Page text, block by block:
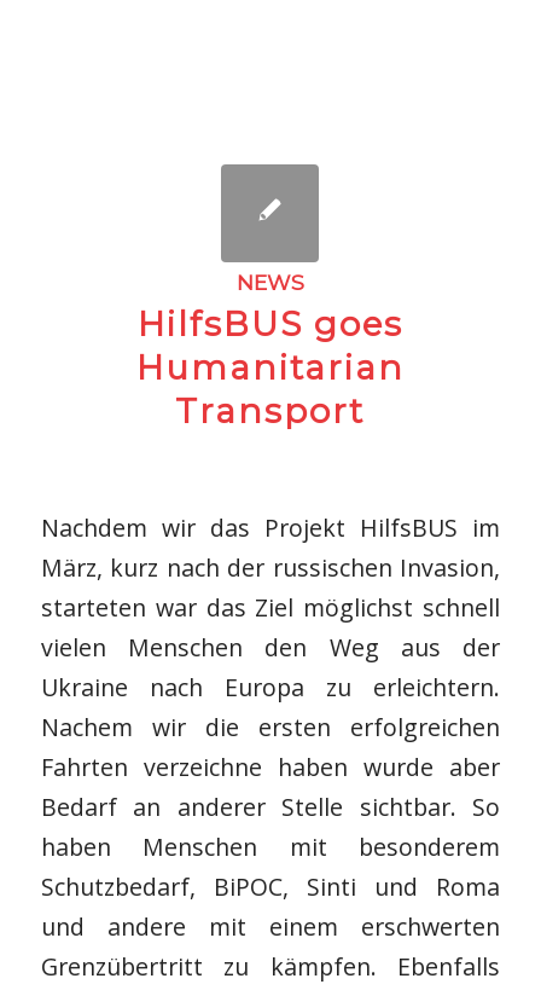
NEWS
HilfsBUS goes
Humanitarian
Transport
Nachdem wir das Projekt HilfsBUS im
März, kurz nach der russischen Invasion,
starteten war das Ziel möglichst schnell
vielen Menschen den Weg aus der
Ukraine nach Europa zu erleichtern.
Nachem wir die ersten erfolgreichen
Fahrten verzeichne haben wurde aber
Bedarf an anderer Stelle sichtbar. So
haben Menschen mit besonderem
Schutzbedarf, BiPOC, Sinti und Roma
und andere mit einem erschwerten
Grenzübertritt zu kämpfen. Ebenfalls